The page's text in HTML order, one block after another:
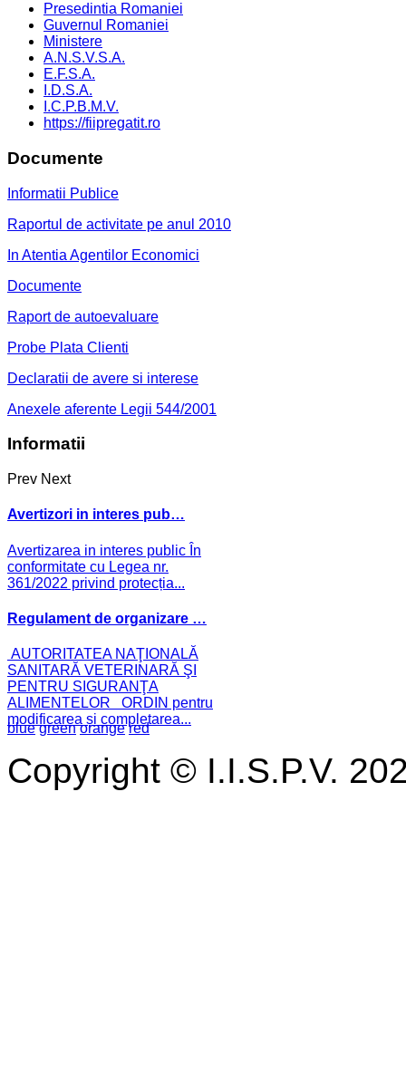
Presedintia Romaniei
Guvernul Romaniei
Ministere
A.N.S.V.S.A.
E.F.S.A.
I.D.S.A.
I.C.P.B.M.V.
https://fiipregatit.ro
Documente
Informatii Publice
Raportul de activitate pe anul 2010
In Atentia Agentilor Economici
Documente
Raport de autoevaluare
Probe Plata Clienti
Declaratii de avere si interese
Anexele aferente Legii 544/2001
Informatii
Prev Next
Avertizori in interes pub…
Avertizarea in interes public În
conformitate cu Legea nr.
361/2022 privind protecția...
Regulament de organizare …
AUTORITATEA NAŢIONALĂ
SANITARĂ VETERINARĂ ŞI
PENTRU SIGURANŢA
ALIMENTELOR ORDIN pentru
modificarea și completarea...
blue green orange red
Copyright © I.I.S.P.V.